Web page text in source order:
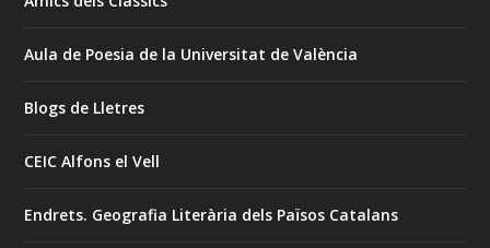
Aula de Poesia de la Universitat de València
Blogs de Lletres
CEIC Alfons el Vell
Endrets. Geografia Literària dels Països Catalans